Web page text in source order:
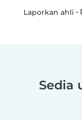
Laporkan ahli •
Sedia